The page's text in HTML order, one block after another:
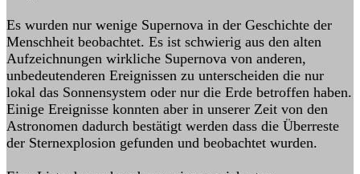
Es wurden nur wenige Supernova in der Geschichte der
Menschheit beobachtet. Es ist schwierig aus den alten
Aufzeichnungen wirkliche Supernova von anderen,
unbedeutenderen Ereignissen zu unterscheiden die nur
lokal das Sonnensystem oder nur die Erde betroffen haben.
Einige Ereignisse konnten aber in unserer Zeit von den
Astronomen dadurch bestätigt werden dass die Überreste
der Sternexplosion gefunden und beobachtet wurden.